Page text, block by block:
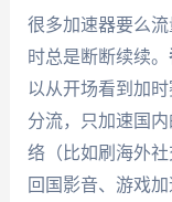
很多加速器要么
时总是断断续续。
以从开场看到加
分流，只加速国
络（比如刷海外
回国影音、游戏